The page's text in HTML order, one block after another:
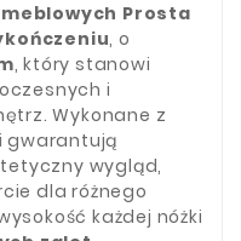
Prosta
, o
, który stanowi
i
Wykonane z
gwarantują
wygląd,
dla różnego
każdej nóżki